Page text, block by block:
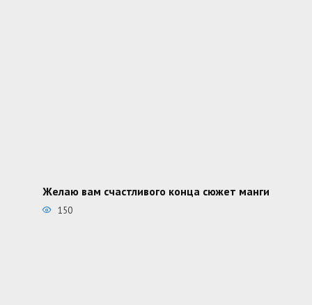
Желаю вам счастливого конца сюжет манги
150